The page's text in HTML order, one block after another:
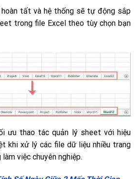
tất và hệ thống sẽ tự động sắp
trong file Excel theo tùy chọn bạn
ưu thao tác quản lý sheet với hiệu
khi xử lý các file dữ liệu nhiều trang
việc chuyên nghiệp.